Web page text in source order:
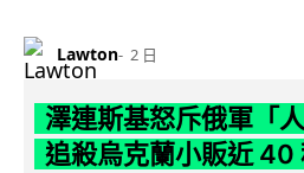
Lawton 2 日
澤連斯基怒斥俄軍「
追殺烏克蘭小販近 40